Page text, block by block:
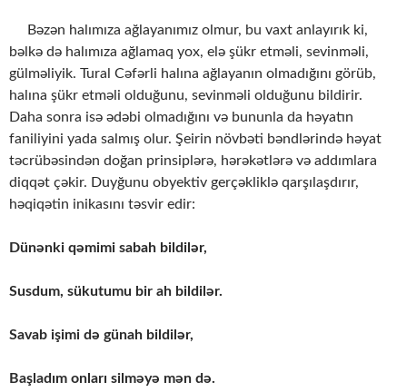
Bəzən halımıza ağlayanımız olmur, bu vaxt anlayırık ki,
bəlkə də halımıza ağlamaq yox, elə şükr etməli, sevinməli,
gülməliyik. Tural Cəfərli halına ağlayanın olmadığını görüb,
halına şükr etməli olduğunu, sevinməli olduğunu bildirir.
Daha sonra isə ədəbi olmadığını və bununla da həyatın
faniliyini yada salmış olur. Şeirin növbəti bəndlərində həyat
təcrübəsindən doğan prinsiplərə, hərəkətlərə və addımlara
diqqət çəkir. Duyğunu obyektiv gerçəkliklə qarşılaşdırır,
həqiqətin inikasını təsvir edir:
Dünənki qəmimi sabah bildilər,
Susdum, sükutumu bir ah bildilər.
Savab işimi də günah bildilər,
Başladım onları silməyə mən də.